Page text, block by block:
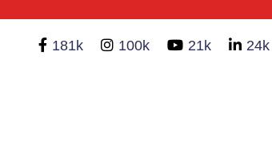
181k 100k 21k 24k